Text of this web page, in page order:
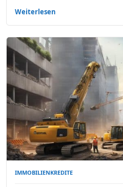
Weiterlesen
IMMOBILIENKREDITE